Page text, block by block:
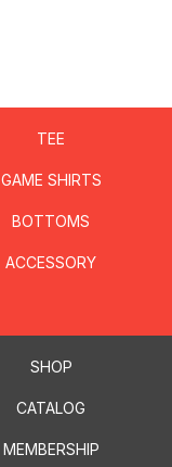
TEE
GAME SHIRTS
BOTTOMS
ACCESSORY
SHOP
CATALOG
MEMBERSHIP